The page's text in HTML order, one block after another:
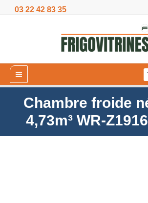
03 22 42 83 35
Chambre froide
4,73m³ WR-
4,73m³